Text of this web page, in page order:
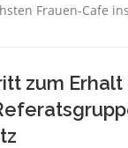
Frauen-Cafe
zum Erhalt